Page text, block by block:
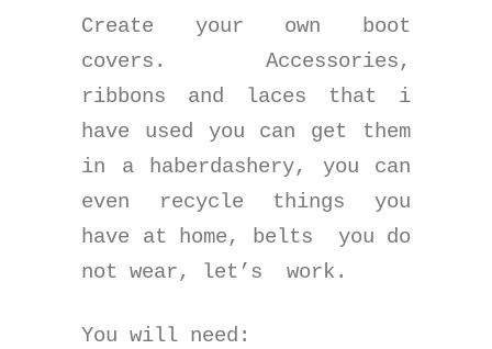
Create your own boot
covers. Accessories,
ribbons and laces that i
have used you can get them
in a haberdashery, you can
even recycle things you
have at home, belts
you do
not wear, let’s
work.
You will need: